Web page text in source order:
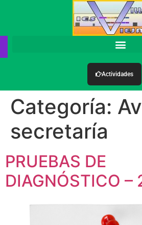
Actividades
Categoría:
secretaría
PRUEBAS DE
DIAGNÓSTICO –